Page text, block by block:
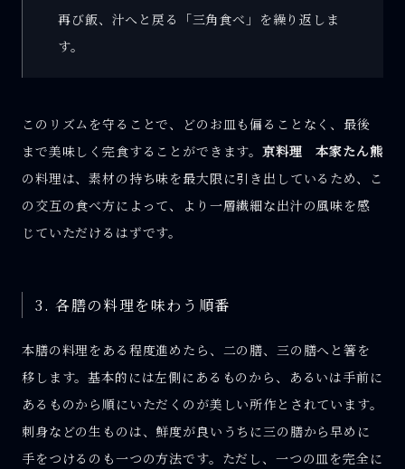
再び飯、汁へと戻る「三角食べ」を繰り返しま
す。
このリズムを守ることで、どのお皿も偏ることなく、最後
まで美味しく完食することができます。京料理 本家たん熊
の料理は、素材の持ち味を最大限に引き出しているため、こ
の交互の食べ方によって、より一層繊細な出汁の風味を感
じていただけるはずです。
3. 各膳の料理を味わう順番
本膳の料理をある程度進めたら、二の膳、三の膳へと箸を
移します。基本的には左側にあるものから、あるいは手前に
あるものから順にいただくのが美しい所作とされています。
刺身などの生ものは、鮮度が良いうちに三の膳から早めに
手をつけるのも一つの方法です。ただし、一つの皿を完全に